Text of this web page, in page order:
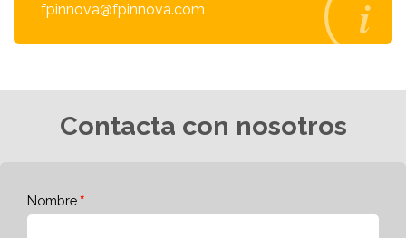
fpinnova@fpinnova.com
Contacta con nosotros
Nombre